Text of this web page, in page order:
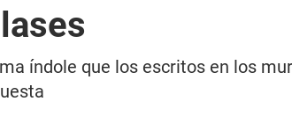
índole que los escritos en los